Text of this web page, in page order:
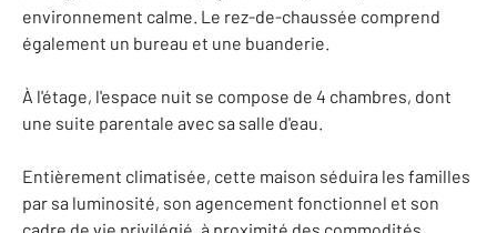
environnement calme. Le rez-de-chaussée comprend
également un bureau et une buanderie.
À l'étage, l'espace nuit se compose de 4 chambres, dont
une suite parentale avec sa salle d'eau.
Entièrement climatisée, cette maison séduira les familles
par sa luminosité, son agencement fonctionnel et son